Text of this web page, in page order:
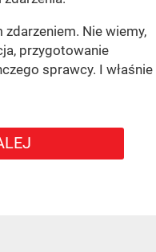
zdarzeniem. Nie wiemy,
przygotowanie
sprawcy. I właśnie